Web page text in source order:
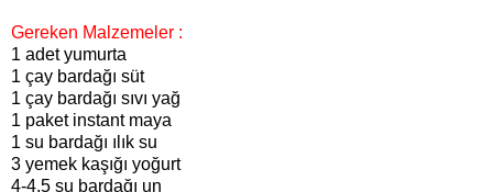
Gereken Malzemeler :
1 adet yumurta
1 çay bardağı süt
1 çay bardağı sıvı yağ
1 paket instant maya
1 su bardağı ılık su
3 yemek kaşığı yoğurt
4-4,5 su bardağı un